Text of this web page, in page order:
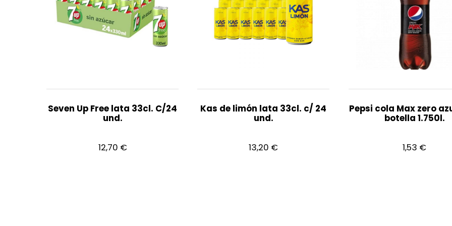
Seven Up Free lata 33cl. C/24
und.
12,70 €
Kas de limón lata 33cl. c/ 24
und.
13,20 €
Pepsi cola Max zero
botella 1.750l.
1,53 €